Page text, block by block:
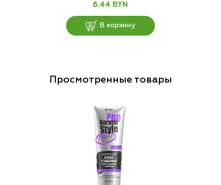
6.44 BYN
В корзину
Просмотренные товары